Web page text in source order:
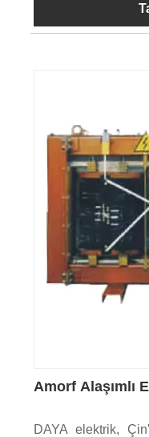
Amorf Alaşımlı
DAYA elektrik,